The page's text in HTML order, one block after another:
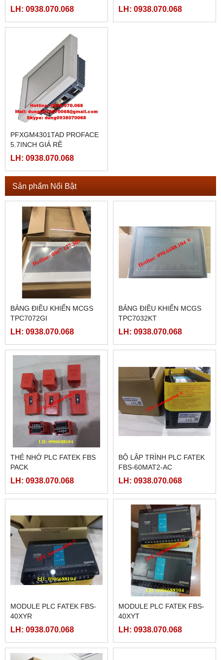
LH: 0938.070.068
LOẠI MODULE
LH: 0938.070.068
PFXGM4301TAD PROFACE
5.7INCH GIÁ RẼ
LH: 0938.070.068
Sản phẩm Nổi Bật
BẢNG ĐIỀU KHIỂN MCGS
TPC7072GI
LH: 0938.070.068
BẢNG ĐIỀU KHIỂN MCGS
TPC7032KT
LH: 0938.070.068
THẺ NHỚ PLC FATEK FBS
PACK
LH: 0938.070.068
BỘ LẬP TRÌNH PLC FATEK
FBS-60MAT2-AC
LH: 0938.070.068
MODULE PLC FATEK FBS-
40XYR
LH: 0938.070.068
MODULE PLC FATEK FBS-
40XYT
LH: 0938.070.068